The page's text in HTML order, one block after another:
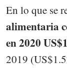
En lo que se
alimentaria
en 2020
2019